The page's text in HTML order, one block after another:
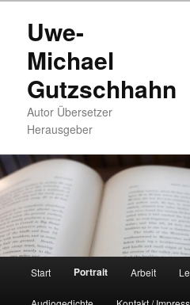
primären
springen
Uwe-
Michael
Gutzschhahn
Autor Übersetzer
Herausgeber
Start Portrait Arbeit